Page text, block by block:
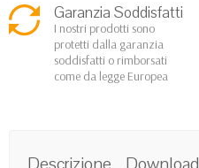
Garanzia Soddisfatti
I nostri prodotti sono
protetti dalla garanzia
soddisfatti o rimborsati
come da legge Europea